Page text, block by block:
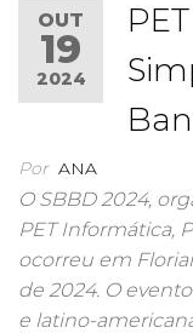
OUT
19
2024
Por ANA
O SBBD 2024,
PET Informática,
ocorreu em
de 2024. O
e latino-